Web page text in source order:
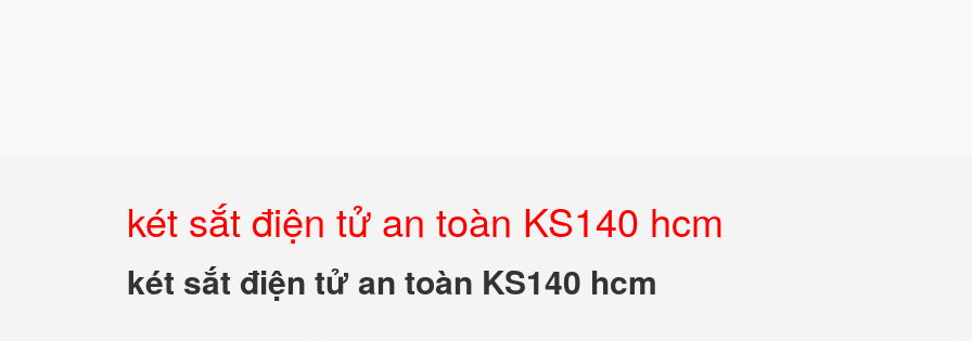
két sắt điện tử an toàn KS140 hcm
két sắt điện tử an toàn KS140 hcm